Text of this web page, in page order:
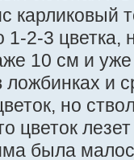
карликовый
1-2-3
10 см и
ложбинках и
но
цветок
была